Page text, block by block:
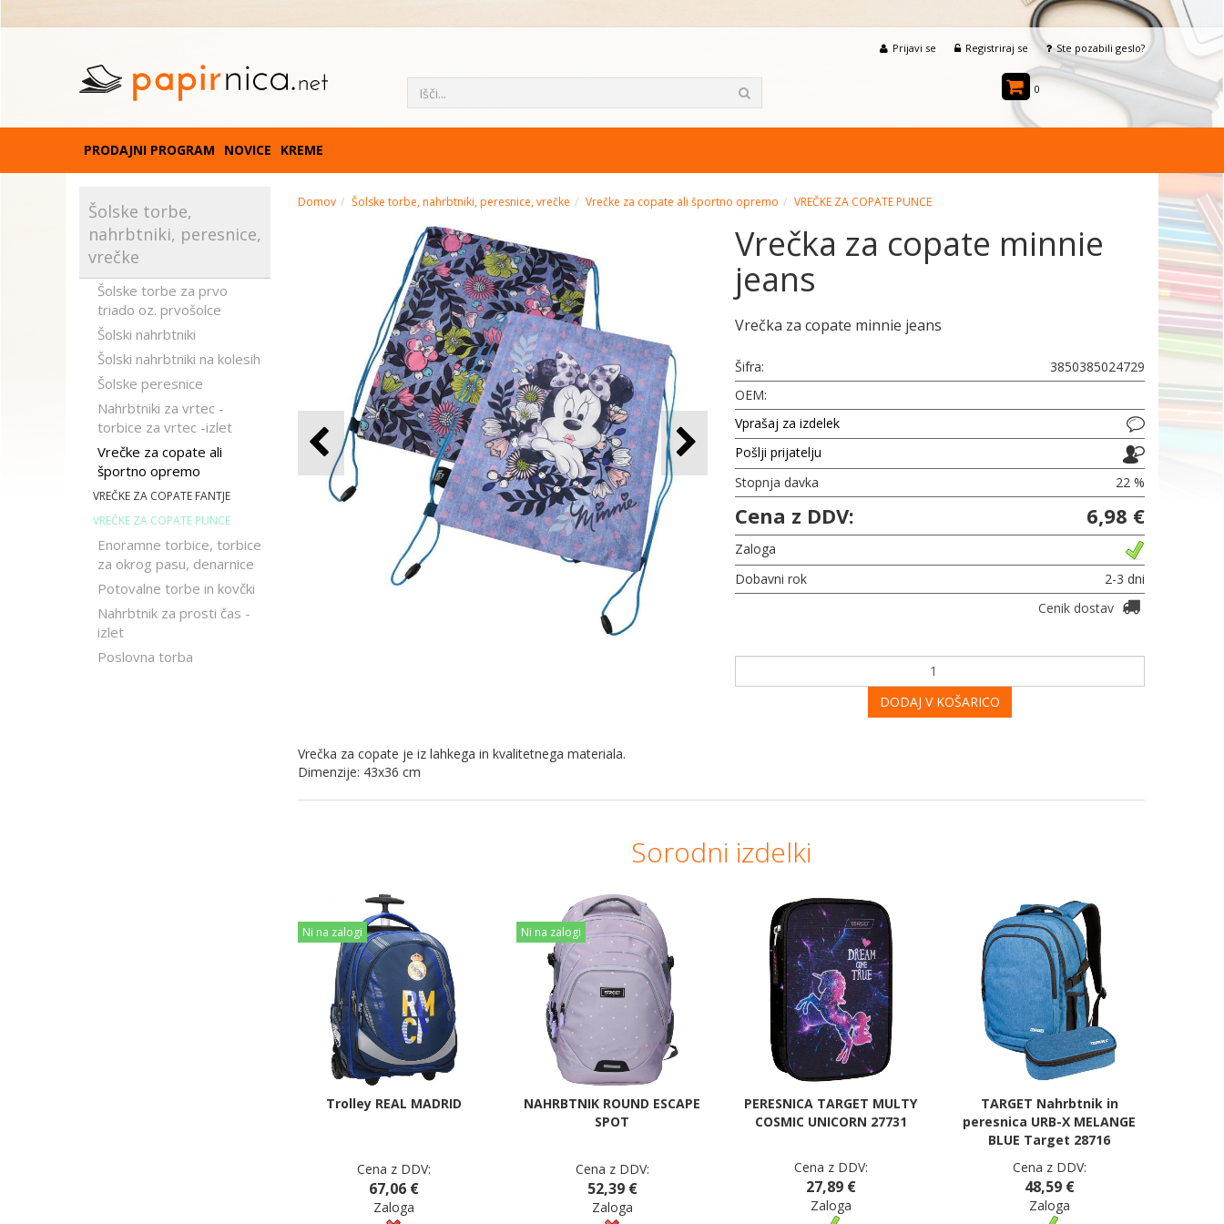
Prijavi se Registriraj se Ste pozabili geslo?
0
PRODAJNI PROGRAM NOVICE KREME
Šolske torbe,
nahrbtniki, peresnice,
vrečke
Šolske torbe za prvo
triado oz. prvošolce
Šolski nahrbtniki
Šolski nahrbtniki na kolesih
Šolske peresnice
Nahrbtniki za vrtec -
torbice za vrtec -izlet
Vrečke za copate ali
športno opremo
VREČKE ZA COPATE FANTJE
VREČKE ZA COPATE PUNCE
Enoramne torbice, torbice
za okrog pasu, denarnice
Potovalne torbe in kovčki
Nahrbtnik za prosti čas -
izlet
Poslovna torba
Domov Šolske torbe, nahrbtniki, peresnice, vrečke Vrečke za copate ali športno opremo VREČKE ZA COPATE PUNCE
Vrečka za copate minnie
jeans
Vrečka za copate minnie jeans
Šifra:
3850385024729
OEM:
Vprašaj za izdelek
Pošlji prijatelju
Stopnja davka
22 %
Cena z DDV: 6,98 €
Zaloga
Dobavni rok
2-3 dni
Cenik dostav
DODAJ V KOŠARICO
Vrečka za copate je iz lahkega in kvalitetnega materiala.
Dimenzije: 43x36 cm
Sorodni izdelki
Ni na zalogi
Trolley REAL MADRID
Cena z DDV:
67,06 €
Zaloga
Ni na zalogi
NAHRBTNIK ROUND ESCAPE
SPOT
Cena z DDV:
52,39 €
Zaloga
PERESNICA TARGET MULTY
COSMIC UNICORN 27731
Cena z DDV:
27,89 €
Zaloga
TARGET Nahrbtnik in
peresnica URB-X MELANGE
BLUE Target 28716
Cena z DDV:
48,59 €
Zaloga